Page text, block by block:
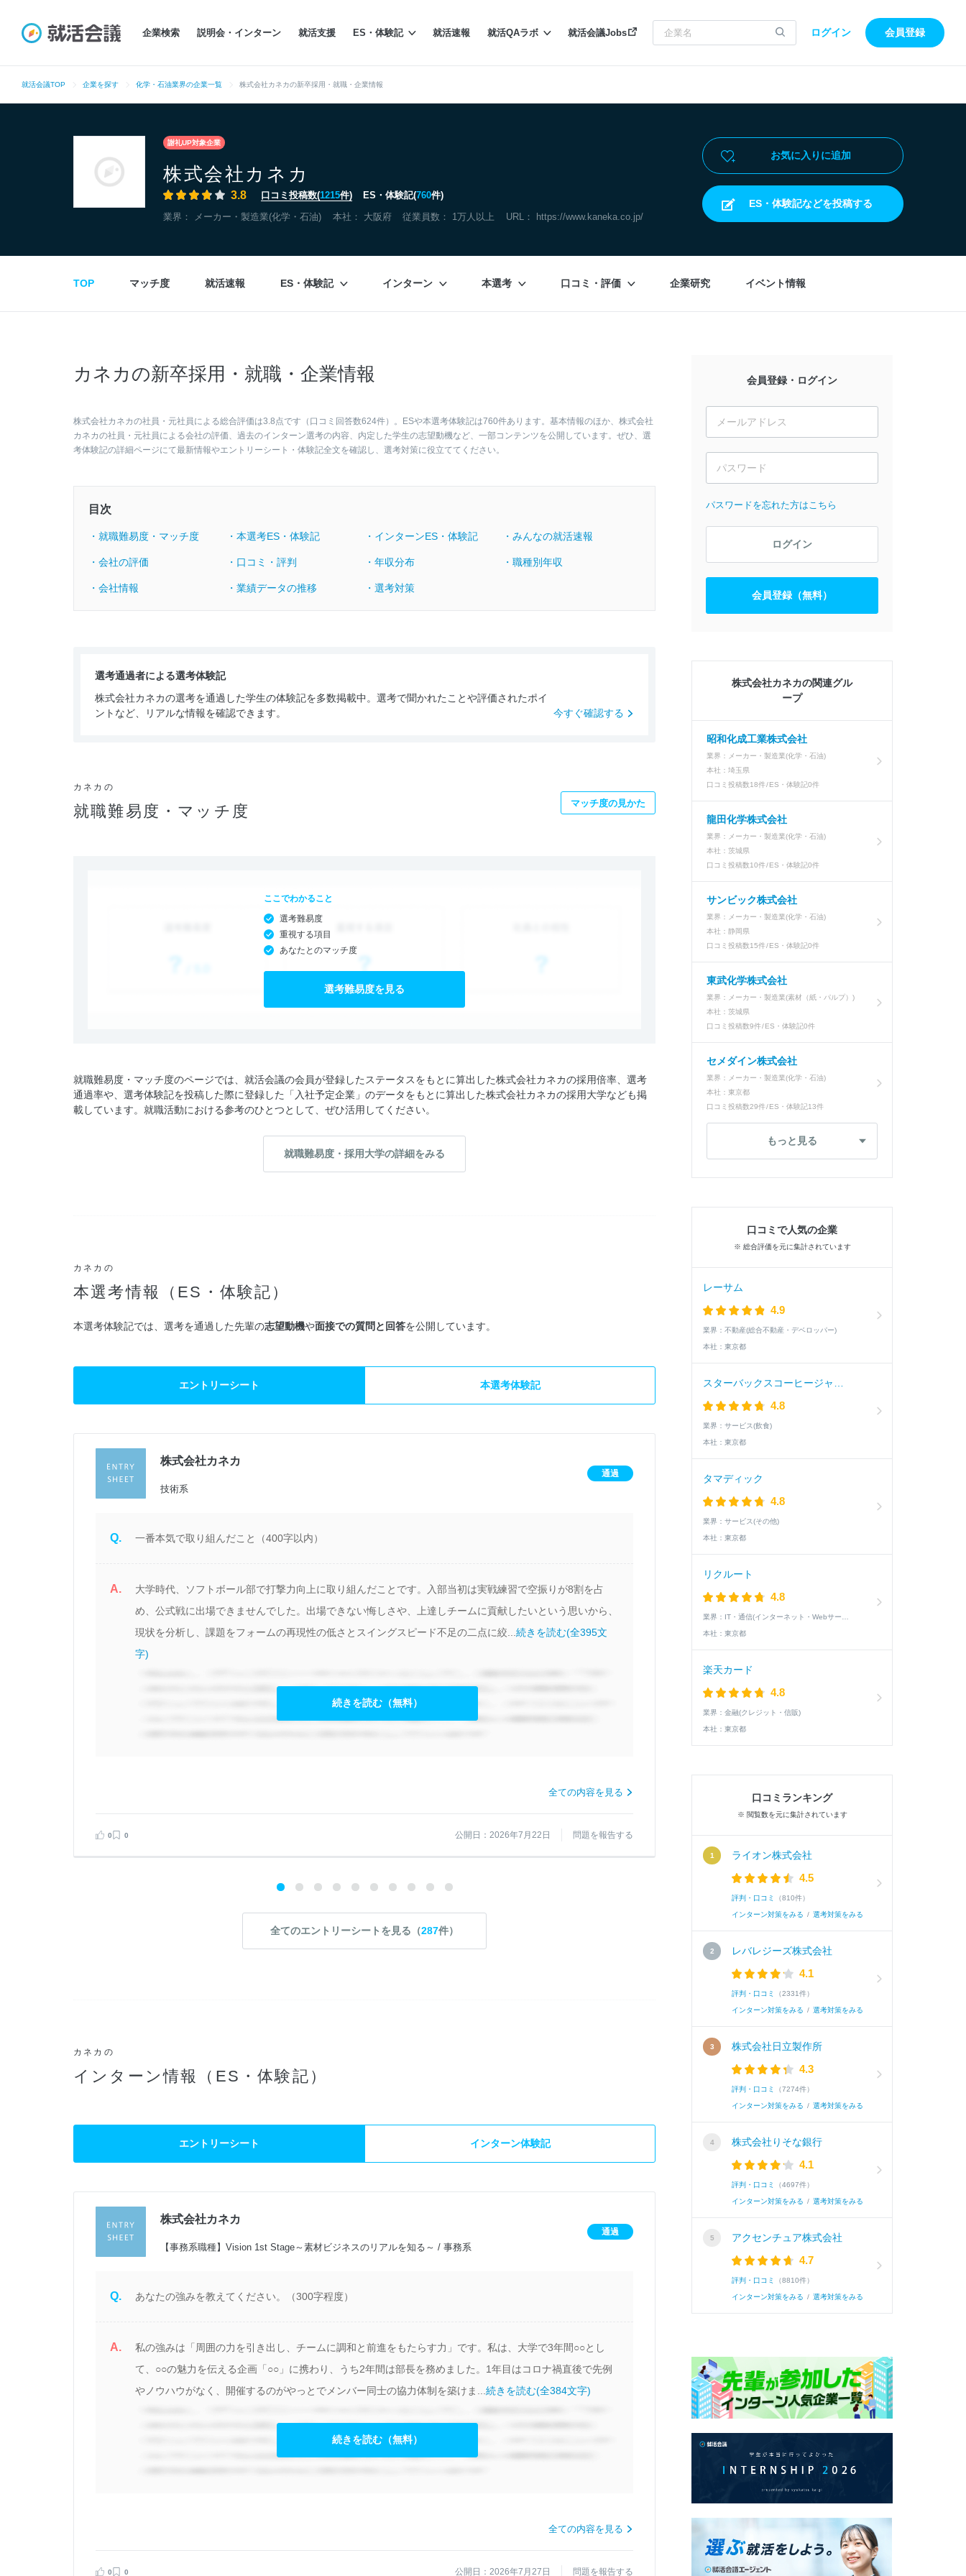
企業検索 説明会・インターン 就活支援 ES・体験記 就活速報 就活QAラボ 就活会議Jobs ログイン 会員登録
就活会議TOP 企業を探す 化学・石油業界の企業一覧 株式会社カネカの新卒採用・就職・企業情報
謝礼UP対象企業
株式会社カネカ
3.8 口コミ投稿数(1215件) ES・体験記(760件)
業界： メーカー・製造業(化学・石油) 本社： 大阪府 従業員数： 1万人以上 URL： https://www.kaneka.co.jp/
お気に入りに追加
ES・体験記などを投稿する
TOP マッチ度 就活速報 ES・体験記 インターン 本選考 口コミ・評価 企業研究 イベント情報
カネカの新卒採用・就職・企業情報
株式会社カネカの社員・元社員による総合評価は3.8点です（口コミ回答数624件）。ESや本選考体験記は760件あります。基本情報のほか、株式会社
カネカの社員・元社員による会社の評価、過去のインターン選考の内容、内定した学生の志望動機など、一部コンテンツを公開しています。ぜひ、選
考体験記の詳細ページにて最新情報やエントリーシート・体験記全文を確認し、選考対策に役立ててください。
目次
・就職難易度・マッチ度 ・本選考ES・体験記 ・インターンES・体験記 ・みんなの就活速報
・会社の評価 ・口コミ・評判 ・年収分布 ・職種別年収
・会社情報 ・業績データの推移 ・選考対策
選考通過者による選考体験記
株式会社カネカの選考を通過した学生の体験記を多数掲載中。選考で聞かれたことや評価されたポイ
ントなど、リアルな情報を確認できます。
今すぐ確認する
カネカの
就職難易度・マッチ度 マッチ度の見かた
ここでわかること
選考難易度
重視する項目
あなたとのマッチ度
選考難易度を見る
就職難易度・マッチ度のページでは、就活会議の会員が登録したステータスをもとに算出した株式会社カネカの採用倍率、選考
通過率や、選考体験記を投稿した際に登録した「入社予定企業」のデータをもとに算出した株式会社カネカの採用大学なども掲
載しています。就職活動における参考のひとつとして、ぜひ活用してください。
就職難易度・採用大学の詳細をみる
カネカの
本選考情報（ES・体験記）
本選考体験記では、選考を通過した先輩の志望動機や面接での質問と回答を公開しています。
エントリーシート 本選考体験記
株式会社カネカ
技術系
通過
Q. 一番本気で取り組んだこと（400字以内）
A.
大学時代、ソフトボール部で打撃力向上に取り組んだことです。入部当初は実戦練習で空振りが8割を占
め、公式戦に出場できませんでした。出場できない悔しさや、上達しチームに貢献したいという思いから、
現状を分析し、課題をフォームの再現性の低さとスイングスピード不足の二点に絞... 続きを読む(全395文
字)
続きを読む（無料）
全ての内容を見る
0 0 公開日：2026年7月22日 問題を報告する
株式会社カネカ
Q.
0
全てのエントリーシートを見る（287件）
カネカの
インターン情報（ES・体験記）
エントリーシート インターン体験記
株式会社カネカ
【事務系職種】Vision 1st Stage～素材ビジネスのリアルを知る～ / 事務系
通過
Q. あなたの強みを教えてください。（300字程度）
A.
私の強みは「周囲の力を引き出し、チームに調和と前進をもたらす力」です。私は、大学で3年間○○とし
て、○○の魅力を伝える企画「○○」に携わり、うち2年間は部長を務めました。1年目はコロナ禍直後で先例
やノウハウがなく、開催するのがやっとでメンバー同士の協力体制を築けま... 続きを読む(全384文字)
続きを読む（無料）
全ての内容を見る
0 0 公開日：2026年7月27日 問題を報告する
株式会社カネカ
あなたの強みを教えてください。（300字程度）
講師〇〇として後輩への指導に力を入れてい
とで不安が解消され、〇〇が上がった経験があ
0 0
会員登録・ログイン
パスワードを忘れた方はこちら
ログイン
会員登録（無料）
株式会社カネカの関連グル
ープ
昭和化成工業株式会社
業界：
メーカー・製造業(化学・石油)
本社： 埼玉県
口コミ投稿数18件 ES・体験記0件
龍田化学株式会社
業界：
メーカー・製造業(化学・石油)
本社： 茨城県
口コミ投稿数10件 ES・体験記0件
サンビック株式会社
業界：
メーカー・製造業(化学・石油)
本社： 静岡県
口コミ投稿数15件 ES・体験記0件
東武化学株式会社
業界：
メーカー・製造業(素材（紙・パルプ）)
本社： 茨城県
口コミ投稿数9件 ES・体験記0件
セメダイン株式会社
業界：
メーカー・製造業(化学・石油)
本社： 東京都
口コミ投稿数29件 ES・体験記13件
もっと見る
口コミで人気の企業
※ 総合評価を元に集計されています
レーサム
4.9
業界： 不動産(総合不動産・デベロッパー)
本社： 東京都
4.8
業界： サービス(飲食)
本社： 東京都
タマディック
4.8
業界： サービス(その他)
本社： 東京都
リクルート
4.8
業界：
本社： 東京都
楽天カード
4.8
業界： 金融(クレジット・信販)
本社： 東京都
口コミランキング
※ 閲覧数を元に集計されています
ライオン株式会社
4.5
評判・口コミ （810件）
インターン対策をみる / 選考対策をみる
レバレジーズ株式会社
4.1
評判・口コミ （2331件）
インターン対策をみる / 選考対策をみる
株式会社日立製作所
4.3
評判・口コミ （7274件）
インターン対策をみる / 選考対策をみる
株式会社りそな銀行
4.1
評判・口コミ （4697件）
インターン対策をみる / 選考対策をみる
アクセンチュア株式会社
4.7
評判・口コミ （8810件）
インターン対策をみる / 選考対策をみる